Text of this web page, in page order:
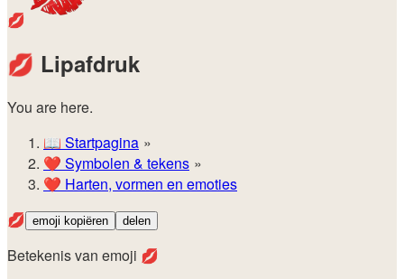
💋
💋 Lipafdruk
You are here.
📖 Startpagina
❤️ Symbolen & tekens
❤️ Harten, vormen en emoties
💋
emoji kopiëren delen
Betekenis van emoji 💋